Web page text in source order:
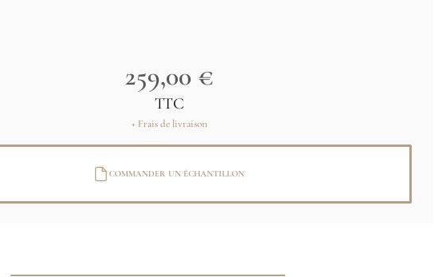
259,00 €
TTC
+ Frais de livraison
COMMANDER UN ÉCHANTILLON